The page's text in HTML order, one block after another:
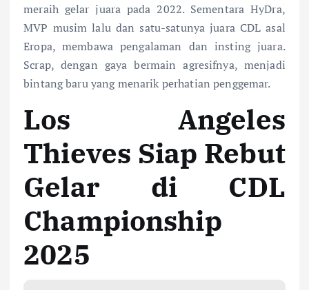
meraih gelar juara pada 2022. Sementara HyDra,
MVP musim lalu dan satu-satunya juara CDL asal
Eropa, membawa pengalaman dan insting juara.
Scrap, dengan gaya bermain agresifnya, menjadi
bintang baru yang menarik perhatian penggemar.
Los Angeles
Thieves Siap Rebut
Gelar di CDL
Championship
2025